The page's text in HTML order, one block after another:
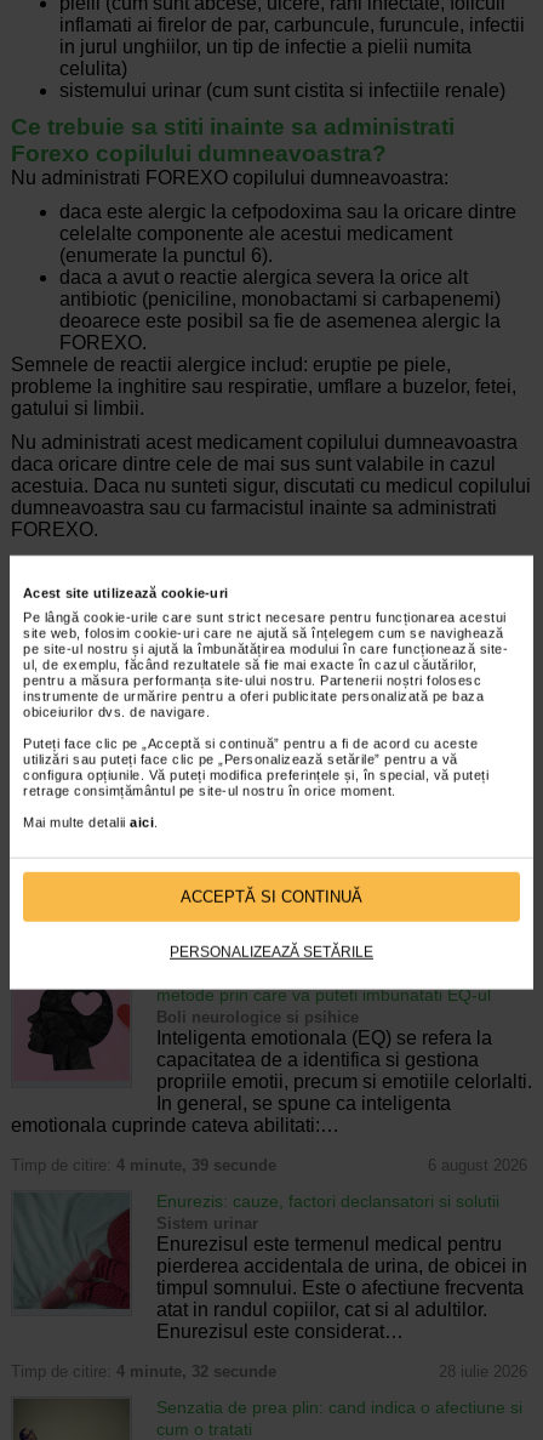
Acest site utilizează cookie-uri
Pe lângă cookie-urile care sunt strict necesare pentru funcționarea acestui
site web, folosim cookie-uri care ne ajută să înțelegem cum se navighează
pe site-ul nostru și ajută la îmbunătățirea modului în care funcționează site-
ul, de exemplu, făcând rezultatele să fie mai exacte în cazul căutărilor,
pentru a măsura performanța site-ului nostru. Partenerii noștri folosesc
instrumente de urmărire pentru a oferi publicitate personalizată pe baza
obiceiurilor dvs. de navigare.
Puteți face clic pe „Acceptă si continuă” pentru a fi de acord cu aceste
utilizări sau puteți face clic pe „Personalizează setările” pentru a vă
configura opțiunile. Vă puteți modifica preferințele și, în special, vă puteți
retrage consimțământul pe site-ul nostru în orice moment.
Mai multe detalii aici.
ACCEPTĂ SI CONTINUĂ
PERSONALIZEAZĂ SETĂRILE
inflamati ai firelor de par, carbuncule, furuncule, infectii
in jurul unghiilor, un tip de infectie a pielii numita
celulita)
sistemului urinar (cum sunt cistita si infectiile renale)
Ce trebuie sa stiti inainte sa administrati
Forexo copilului dumneavoastra?
Nu administrati FOREXO copilului dumneavoastra:
daca este alergic la cefpodoxima sau la oricare dintre
celelalte componente ale acestui medicament
(enumerate la punctul 6).
daca a avut o reactie alergica severa la orice alt
antibiotic (peniciline, monobactami si carbapenemi)
deoarece este posibil sa fie de asemenea alergic la
FOREXO.
Semnele de reactii alergice includ: eruptie pe piele,
probleme la inghitire sau respiratie, umflare a buzelor, fetei,
gatului si limbii.
Nu administrati acest medicament copilului dumneavoastra
daca oricare dintre cele de mai sus sunt valabile in cazul
acestuia. Daca nu sunteti sigur, discutati cu medicul copilului
dumneavoastra sau cu farmacistul inainte sa administrati
FOREXO.
Cititi cu atentie si in intregime acest prospect inainte de a
incepe sa luati acest medicament deoarece contine
informatii importante pentru dumneavoastra.
Pastrati acest prospect. S-ar putea sa fie necesar sa-l recititi.
Daca aveti orice intrebari suplimentare, adresati-va
medicului dumneavoastra sau farmacistului
HUMANAE VERITAS
*Pentru pret te asteptam in cea mai apropiata farmacie Catena
CELE MAI RECENTE ARTICOLE
metode prin care va puteti imbunatati EQ-ul
Boli neurologice si psihice
Inteligenta emotionala (EQ) se refera la
capacitatea de a identifica si gestiona
propriile emotii, precum si emotiile celorlalti.
In general, se spune ca inteligenta
emotionala cuprinde cateva abilitati:…
Timp de citire: 4 minute, 39 secunde 6 august 2026
Enurezis: cauze, factori declansatori si solutii
Sistem urinar
Enurezisul este termenul medical pentru
pierderea accidentala de urina, de obicei in
timpul somnului. Este o afectiune frecventa
atat in randul copiilor, cat si al adultilor.
Enurezisul este considerat…
Timp de citire: 4 minute, 32 secunde 28 iulie 2026
Senzatia de prea plin: cand indica o afectiune si
cum o tratati